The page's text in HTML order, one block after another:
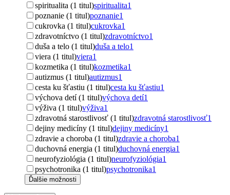
spiritualita (1 titul)spiritualita1
poznanie (1 titul)poznanie1
cukrovka (1 titul)cukrovka1
zdravotníctvo (1 titul)zdravotníctvo1
duša a telo (1 titul)duša a telo1
viera (1 titul)viera1
kozmetika (1 titul)kozmetika1
autizmus (1 titul)autizmus1
cesta ku šťastiu (1 titul)cesta ku šťastiu1
výchova detí (1 titul)výchova detí1
výživa (1 titul)výživa1
zdravotná starostlivosť (1 titul)zdravotná starostlivosť1
dejiny medicíny (1 titul)dejiny medicíny1
zdravie a choroba (1 titul)zdravie a choroba1
duchovná energia (1 titul)duchovná energia1
neurofyziológia (1 titul)neurofyziológia1
psychotronika (1 titul)psychotronika1
Ďalšie možnosti